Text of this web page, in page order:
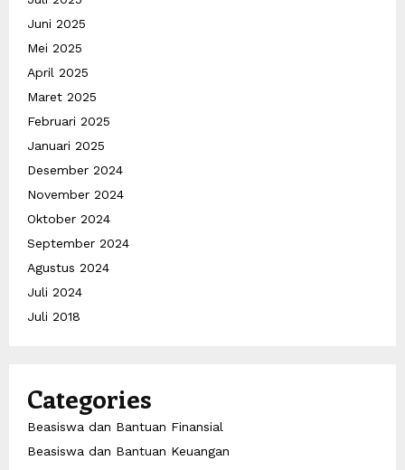
Juni 2025
Mei 2025
April 2025
Maret 2025
Februari 2025
Januari 2025
Desember 2024
November 2024
Oktober 2024
September 2024
Agustus 2024
Juli 2024
Juli 2018
Categories
Beasiswa dan Bantuan Finansial
Beasiswa dan Bantuan Keuangan